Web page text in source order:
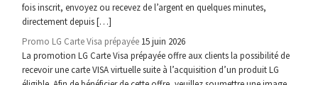
fois inscrit, envoyez ou recevez de l’argent en quelques minutes,
directement depuis […]
Promo LG Carte Visa prépayée 15 juin 2026
La promotion LG Carte Visa prépayée offre aux clients la possibilité de
recevoir une carte VISA virtuelle suite à l’acquisition d’un produit LG